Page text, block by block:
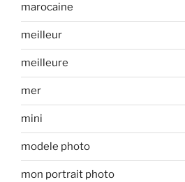
marocaine
meilleur
meilleure
mer
mini
modele photo
mon portrait photo